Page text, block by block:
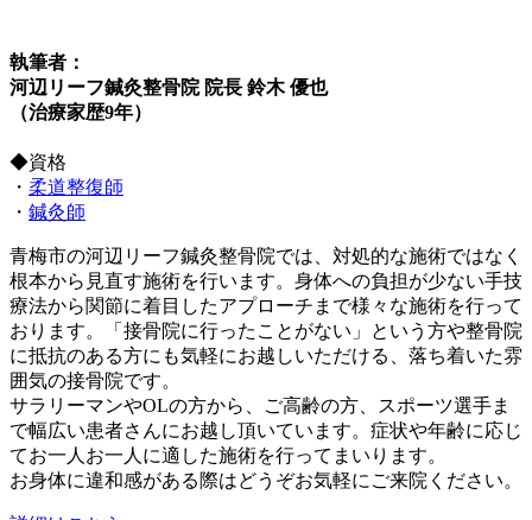
執筆者：
河辺リーフ鍼灸整骨院 院長 鈴木 優也
（治療家歴9年）
◆資格
・ 柔道整復師
・ 鍼灸師
青梅市の河辺リーフ鍼灸整骨院では、対処的な施術ではなく
根本から見直す施術を行います。身体への負担が少ない手技
療法から関節に着目したアプローチまで様々な施術を行って
おります。「接骨院に行ったことがない」という方や整骨院
に抵抗のある方にも気軽にお越しいただける、落ち着いた雰
囲気の接骨院です。
サラリーマンやOLの方から、ご高齢の方、スポーツ選手ま
で幅広い患者さんにお越し頂いています。症状や年齢に応じ
てお一人お一人に適した施術を行ってまいります。
お身体に違和感がある際はどうぞお気軽にご来院ください。